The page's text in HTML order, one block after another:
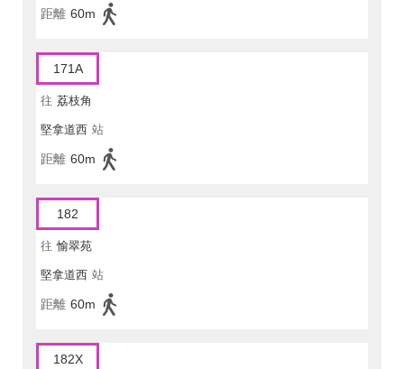
距離 60m
171A
往 荔枝角
堅拿道西 站
距離 60m
182
往 愉翠苑
堅拿道西 站
距離 60m
182X